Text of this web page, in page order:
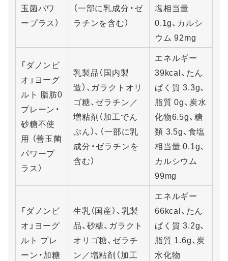
玉菌パワ
ープラス）
（一部に乳成分・ゼ
ラチンを含む）
塩相当量
0.1g、カルシ
ウム 92mg
「ダノンビ
オ」ヨーグ
ルト 脂肪0
プレーン・
砂糖不使
用 （善玉菌
パワープ
ラス）
乳製品（国内製
造）、ガラクトオリ
ゴ糖、ゼラチン／
増粘剤（加工でん
ぷん）、（一部に乳
成分・ゼラチンを
含む）
エネルギー
39kcal、たん
ぱく質 3.3g、
脂質 0g、炭水
化物6.5g、糖
類 3.5g、食塩
相当量 0.1g、
カルシウム
99mg
「ダノンビ
オ」ヨーグ
ルト プレ
ーン・加糖
生乳（国産）、乳製
品、砂糖、ガラクト
オリゴ糖、ゼラチ
ン／増粘剤（加工
エネルギー
66kcal、たん
ぱく質 3.2g、
脂質 1.6g、炭
水化物